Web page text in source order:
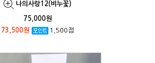
나의사랑12(비누꽃)
75,000원
73,500원
1,500점